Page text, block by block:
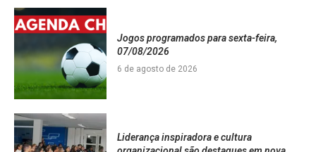
Jogos programados para sexta-feira,
07/08/2026
6 de agosto de 2026
Liderança inspiradora e cultura